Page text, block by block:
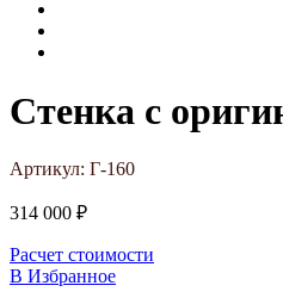
Стенка с
Артикул: Г-160
314 000 ₽
Расчет стоимости
В Избранное